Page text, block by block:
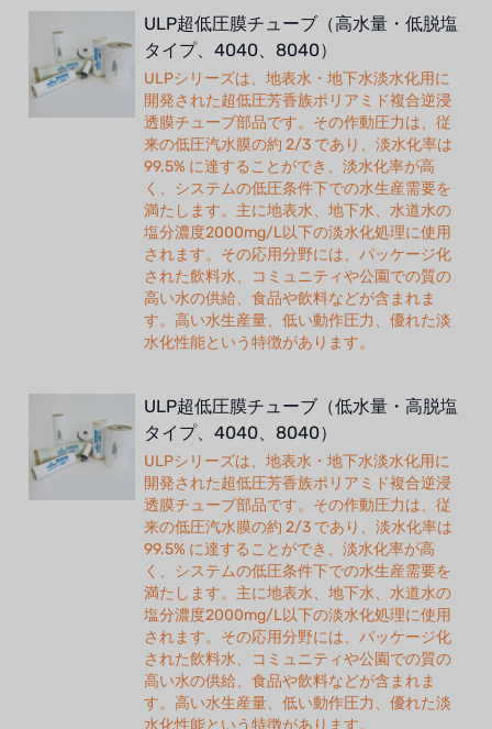
ULP超低圧膜チューブ（高水量・低脱塩
タイプ、4040、8040）
ULPシリーズは、地表水・地下水淡水化用に
開発された超低圧芳香族ポリアミド複合逆浸
透膜チューブ部品です。その作動圧力は、従
来の低圧汽水膜の約 2/3 であり、淡水化率は
99.5% に達することができ、淡水化率が高
く、システムの低圧条件下での水生産需要を
満たします。主に地表水、地下水、水道水の
塩分濃度2000mg/L以下の淡水化処理に使用
されます。その応用分野には、パッケージ化
された飲料水、コミュニティや公園での質の
高い水の供給、食品や飲料などが含まれま
す。高い水生産量、低い動作圧力、優れた淡
水化性能という特徴があります。
ULP超低圧膜チューブ（低水量・高脱塩
タイプ、4040、8040）
ULPシリーズは、地表水・地下水淡水化用に
開発された超低圧芳香族ポリアミド複合逆浸
透膜チューブ部品です。その作動圧力は、従
来の低圧汽水膜の約 2/3 であり、淡水化率は
99.5% に達することができ、淡水化率が高
く、システムの低圧条件下での水生産需要を
満たします。主に地表水、地下水、水道水の
塩分濃度2000mg/L以下の淡水化処理に使用
されます。その応用分野には、パッケージ化
された飲料水、コミュニティや公園での質の
高い水の供給、食品や飲料などが含まれま
す。高い水生産量、低い動作圧力、優れた淡
水化性能という特徴があります。